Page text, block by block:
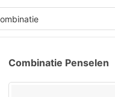
Combinatie Penselen